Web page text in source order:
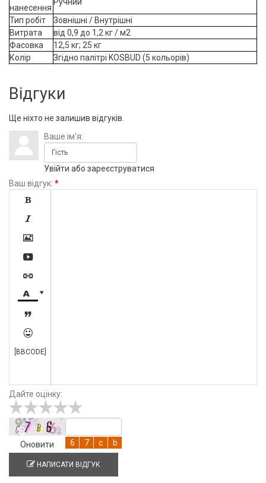
нанесення
Тип робіт
Зовнішні / Внутрішні
Витрата
від 0,9 до 1,2 кг / м2
Фасовка
12,5 кг; 25 кг
Колір
Згідно палітрі KOSBUD (5 кольорів)
Відгуки
Ще ніхто не залишив відгуків.
Ваше ім'я:
Увійти або зареєструватися
Ваш відгук: *









[BBCODE]
Дайте оцінку:
Оновити
НАПИСАТИ ВІДГУК